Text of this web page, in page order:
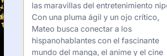
las maravillas del entretenimiento
Con una pluma ágil y un ojo crítico,
Mateo busca conectar a los
hispanohablantes con el fascinante
mundo del manga, el anime y el cine